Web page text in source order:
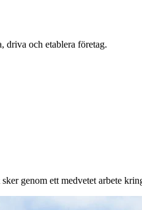
driva och etablera företag.
genom ett medvetet arbete